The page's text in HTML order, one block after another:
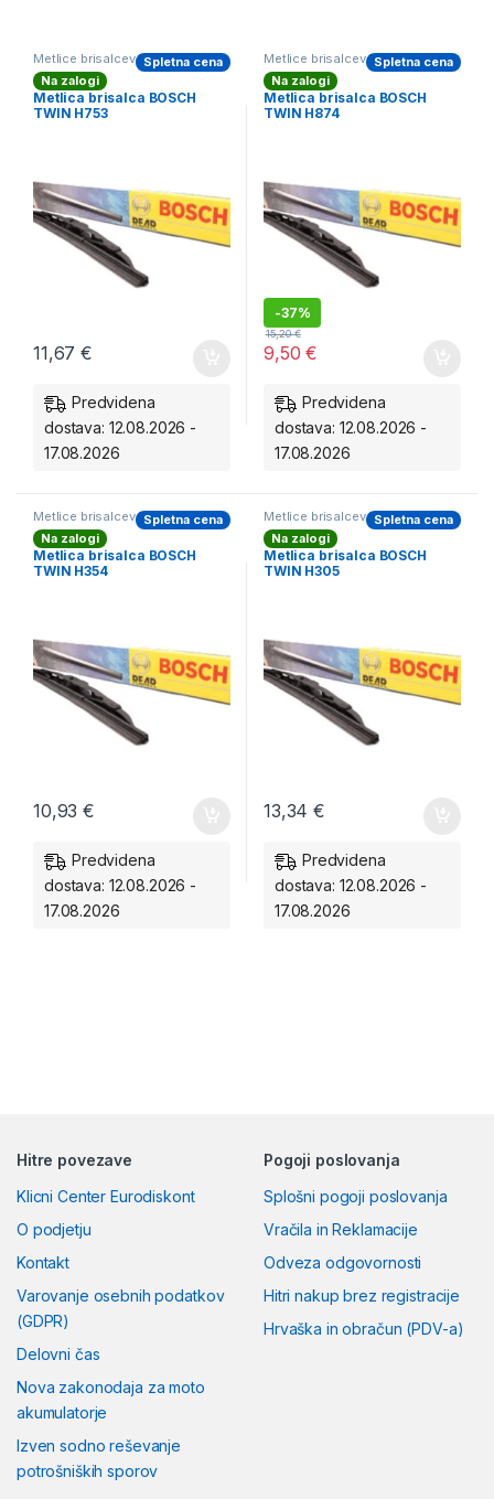
Metlice brisalcev BOSCH zadnji
Na zalogi
Metlica brisalca BOSCH
TWIN H753
Spletna cena
11,67€
Predvidena
dostava: 12.08.2026 -
17.08.2026
Metlice brisalcev BOSCH zadnji
Na zalogi
Metlica brisalca BOSCH
TWIN H874
-37%
Spletna cena
9,50€
15,20€
Predvidena
dostava: 12.08.2026 -
17.08.2026
Metlice brisalcev BOSCH zadnji
Na zalogi
Metlica brisalca BOSCH
TWIN H354
Spletna cena
10,93€
Predvidena
dostava: 12.08.2026 -
17.08.2026
Metlice brisalcev BOSCH zadnji
Na zalogi
Metlica brisalca BOSCH
TWIN H305
Spletna cena
13,34€
Predvidena
dostava: 12.08.2026 -
17.08.2026
Hitre povezave
Klicni Center Eurodiskont
O podjetju
Kontakt
Varovanje osebnih podatkov
(GDPR)
Delovni čas
Nova zakonodaja za moto
akumulatorje
Izven sodno reševanje
potrošniških sporov
Pogoji poslovanja
Splošni pogoji poslovanja
Vračila in Reklamacije
Odveza odgovornosti
Hitri nakup brez registracije
Hrvaška in obračun (PDV-a)